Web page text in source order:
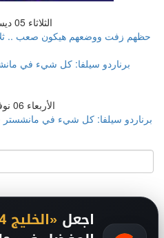
الثلاثاء 05 ديسمبر 2023 09:10 مساءً
الأربعاء 06 نوفمبر 2024 04:24 صباحاً
برناردو سيلفا: كل شيء في مانشستر
من نحن
اجعل «الخليج 24»